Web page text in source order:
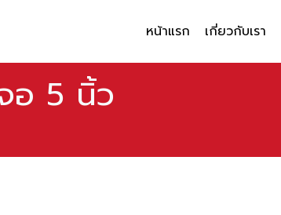
หน้าแรก เกี่ยวกับเรา
อ 5 นิ้ว